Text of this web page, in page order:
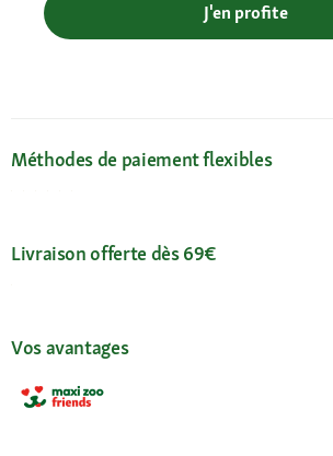
J'en profite
Méthodes de paiement flexibles
Livraison offerte dès 69€
Vos avantages